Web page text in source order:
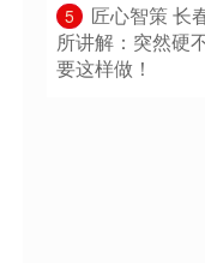
5
匠心智策 长
所讲解：突然硬
要这样做！